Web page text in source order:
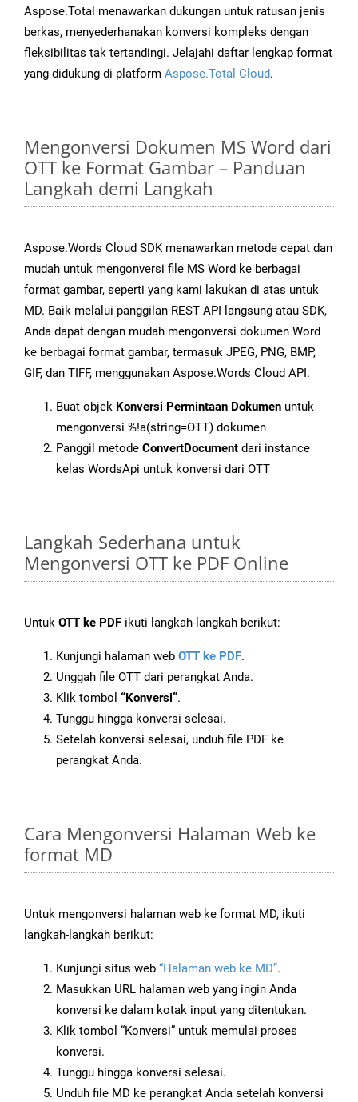
Aspose.Total menawarkan dukungan untuk ratusan jenis
berkas, menyederhanakan konversi kompleks dengan
fleksibilitas tak tertandingi. Jelajahi daftar lengkap format
yang didukung di platform Aspose.Total Cloud.
Mengonversi Dokumen MS Word dari
OTT ke Format Gambar – Panduan
Langkah demi Langkah
Aspose.Words Cloud SDK menawarkan metode cepat dan
mudah untuk mengonversi file MS Word ke berbagai
format gambar, seperti yang kami lakukan di atas untuk
MD. Baik melalui panggilan REST API langsung atau SDK,
Anda dapat dengan mudah mengonversi dokumen Word
ke berbagai format gambar, termasuk JPEG, PNG, BMP,
GIF, dan TIFF, menggunakan Aspose.Words Cloud API.
Buat objek Konversi Permintaan Dokumen untuk
mengonversi %!a(string=OTT) dokumen
Panggil metode ConvertDocument dari instance
kelas WordsApi untuk konversi dari OTT
Langkah Sederhana untuk
Mengonversi OTT ke PDF Online
Untuk OTT ke PDF ikuti langkah-langkah berikut:
Kunjungi halaman web OTT ke PDF.
Unggah file OTT dari perangkat Anda.
Klik tombol “Konversi”.
Tunggu hingga konversi selesai.
Setelah konversi selesai, unduh file PDF ke
perangkat Anda.
Cara Mengonversi Halaman Web ke
format MD
Untuk mengonversi halaman web ke format MD, ikuti
langkah-langkah berikut:
Kunjungi situs web “Halaman web ke MD”.
Masukkan URL halaman web yang ingin Anda
konversi ke dalam kotak input yang ditentukan.
Klik tombol “Konversi” untuk memulai proses
konversi.
Tunggu hingga konversi selesai.
Unduh file MD ke perangkat Anda setelah konversi